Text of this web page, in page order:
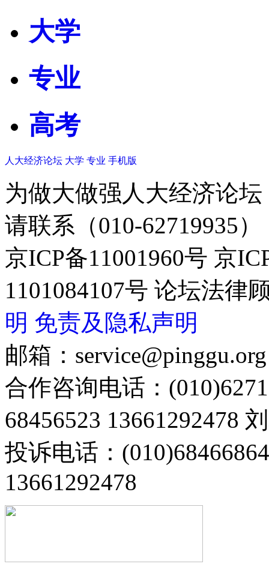
大学
专业
高考
人大经济论坛 大学 专业 手机版
为做大做强人大经济论
请联系（010-62719935）
京ICP备11001960号 京
1101084107号 论坛法律
明 免责及隐私声明
邮箱：service@pinggu.org
合作咨询电话：
68456523 13661292478
投诉电话：
13661292478